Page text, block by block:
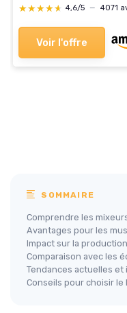
★★★★★
★★★★★ 4,6/5 — 4071
Voir l'offre
SOMMAIRE
Comprendre les
Avantages pour les
Impact sur la
Comparaison avec les
Tendances actuelles et
Conseils pour choisir le